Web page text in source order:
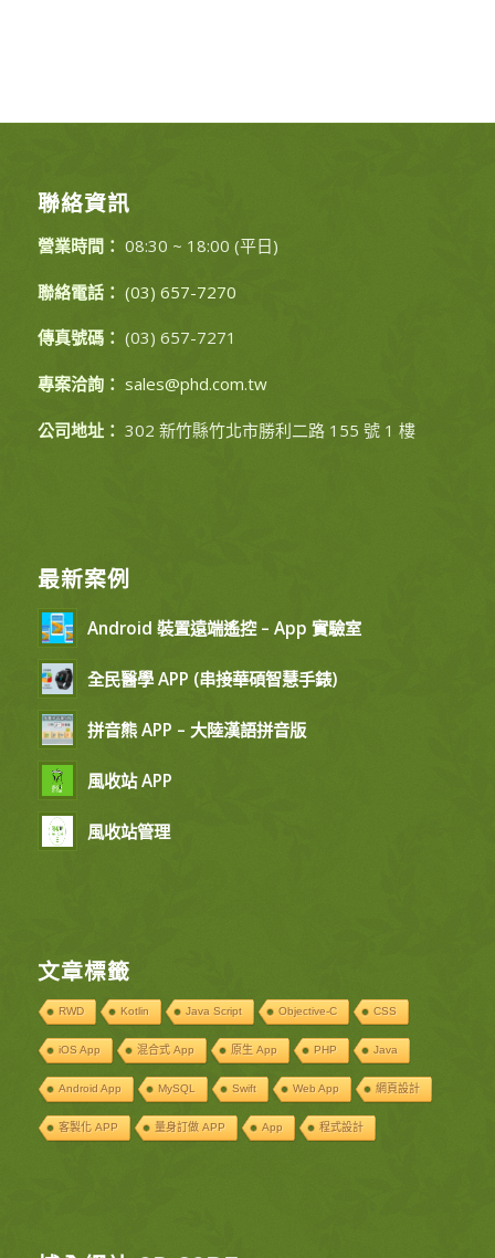
聯絡資訊
營業時間： 08:30 ~ 18:00 (平日)
聯絡電話： (03) 657-7270
傳真號碼： (03) 657-7271
專案洽詢： sales@phd.com.tw
公司地址： 302 新竹縣竹北市勝利二路 155 號 1 樓
最新案例
Android 裝置遠端遙控 – App 實驗室
全民醫學 APP (串接華碩智慧手錶)
拼音熊 APP – 大陸漢語拼音版
風收站 APP
風收站管理
文章標籤
RWD Kotlin Java Script Objective-C CSS
iOS App 混合式 App 原生 App PHP Java
Android App MySQL Swift Web App 網頁設計
客製化 APP 量身訂做 APP App 程式設計